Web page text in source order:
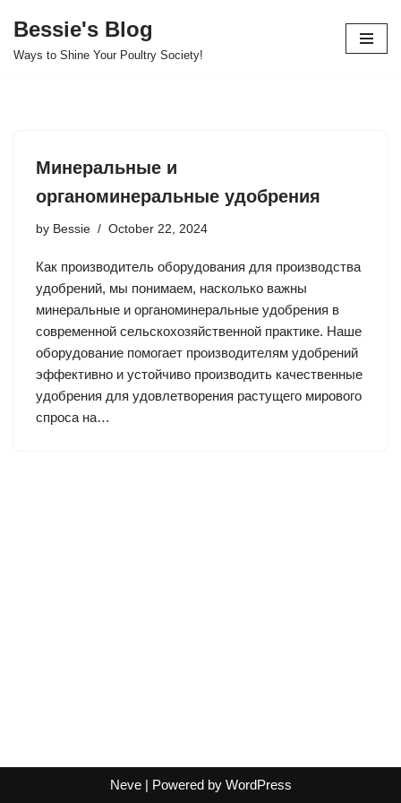
Skip
Bessie's Blog
Ways to Shine Your Poultry Society!
Минеральные и
органоминеральные удобрения
by Bessie October 22, 2024
Как производитель оборудования для производства
удобрений, мы понимаем, насколько важны
минеральные и органоминеральные удобрения в
современной сельскохозяйственной практике. Наше
оборудование помогает производителям удобрений
эффективно и устойчиво производить качественные
удобрения для удовлетворения растущего мирового
спроса на…
Neve| Powered by WordPress